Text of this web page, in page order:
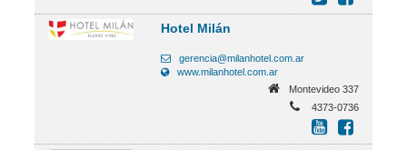
Hotel Milán
gerencia@milanhotel.com.ar
www.milanhotel.com.ar
Montevideo 337
4373-0736